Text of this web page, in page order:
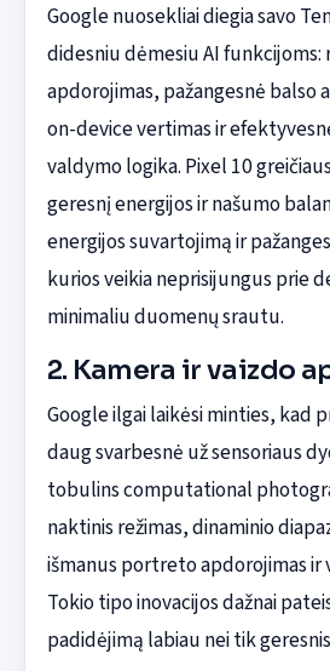
Google nuosekliai diegia savo
didesniu dėmesiu AI funkcijoms:
apdorojimas, pažangesnė balso
on-device vertimas ir
valdymo logika. Pixel 10
geresnį energijos ir našumo
energijos suvartojimą ir
kurios veikia neprisijungus prie
minimaliu duomenų srautu.
2. Kamera ir vaizdo
Google ilgai laikėsi minties, kad
daug svarbesnė už sensoriaus
tobulins computational
naktinis režimas, dinaminio
išmanus portreto apdorojimas ir
Tokio tipo inovacijos dažnai
padidėjimą labiau nei tik